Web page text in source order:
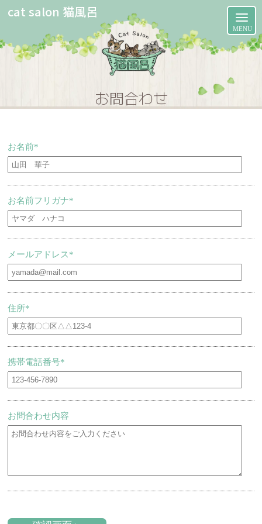
cat salon 猫風呂
お問合わせ
お名前*
お名前フリガナ*
メールアドレス*
住所*
携帯電話番号*
お問合わせ内容